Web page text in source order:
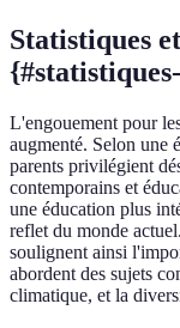
Statistiques
L'engouement pour
augmenté. Selon une
parents privilégient
contemporains et
une éducation plus
reflet du monde
soulignent ainsi
abordent des sujets
climatique, et la